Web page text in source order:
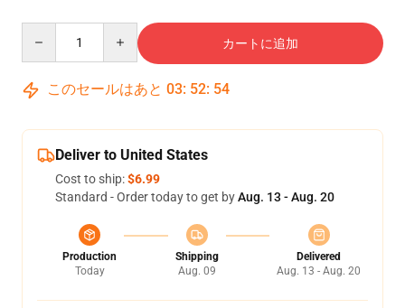
カートに追加
このセールはあと 03: 52: 54
Deliver to United States
Cost to ship:$6.99
Standard - Order today to get byAug. 13 - Aug. 20
Production
Today
Shipping
Aug. 09
Delivered
Aug. 13 - Aug. 20